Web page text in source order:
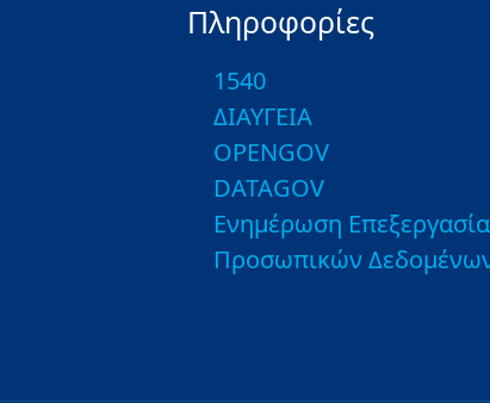
Πληροφορίες
1540
ΔΙΑΥΓΕΙΑ
OPENGOV
DATAGOV
Ενημέρωση
Προσωπικών